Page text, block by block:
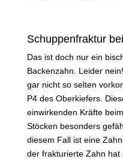
Schuppenfraktur
Das ist doch nur ein
Backenzahn. Leider
gar nicht so selten
P4 des Oberkiefers.
einwirkenden Kräfte
Stöcken besonders
diesem Fall ist eine
der frakturierte Zahn hat